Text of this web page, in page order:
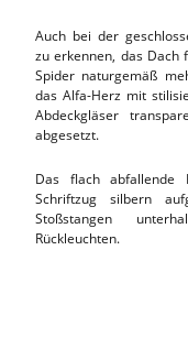
Auch bei der
zu erkennen, das Dach
Spider naturgemäß
das Alfa-Herz mit
Abdeckgläser
abgesetzt.
Das flach abfallende
Schriftzug silbern
Stoßstangen
Rückleuchten.